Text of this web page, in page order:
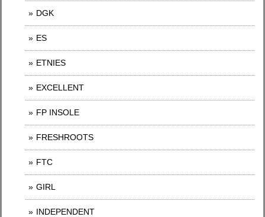
DGK
ES
ETNIES
EXCELLENT
FP INSOLE
FRESHROOTS
FTC
GIRL
INDEPENDENT